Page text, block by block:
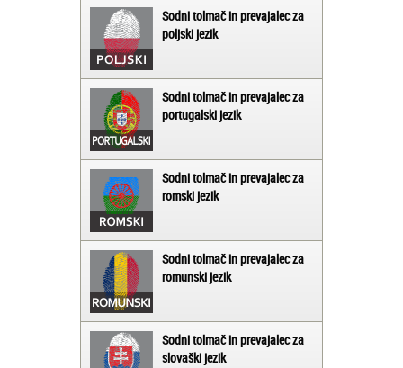
Sodni tolmač in prevajalec za
poljski jezik
Sodni tolmač in prevajalec za
portugalski jezik
Sodni tolmač in prevajalec za
romski jezik
Sodni tolmač in prevajalec za
romunski jezik
Sodni tolmač in prevajalec za
slovaški jezik